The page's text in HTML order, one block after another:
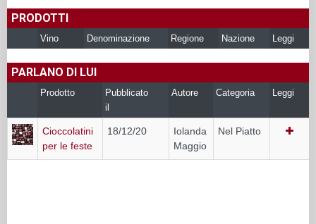
PRODOTTI
Vino Denominazione Regione Nazione Leggi
PARLANO DI LUI
Prodotto
Pubblicato
il
Autore Categoria Leggi
Cioccolatini
per le feste
18/12/20
Iolanda
Maggio
Nel Piatto